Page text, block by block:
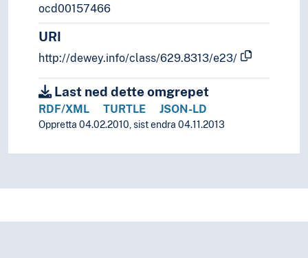
ocd00157466
URI
http://dewey.info/class/629.8313/e23/
Last ned dette omgrepet
RDF/XML TURTLE JSON-LD
Oppretta 04.02.2010, sist endra 04.11.2013